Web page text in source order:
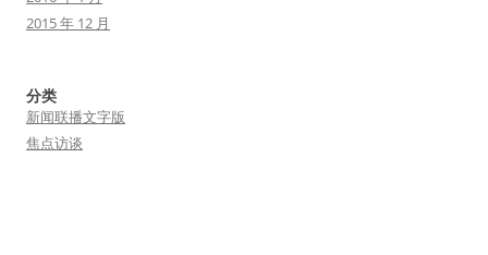
2015 年 12 月
分类
新闻联播文字版
焦点访谈